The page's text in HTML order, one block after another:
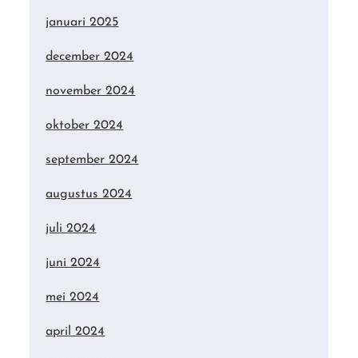
januari 2025
december 2024
november 2024
oktober 2024
september 2024
augustus 2024
juli 2024
juni 2024
mei 2024
april 2024